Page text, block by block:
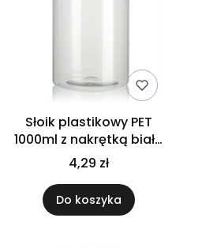
Słoik plastikowy PET
1000ml z nakrętką białą
1l
4,29 zł
Do koszyka